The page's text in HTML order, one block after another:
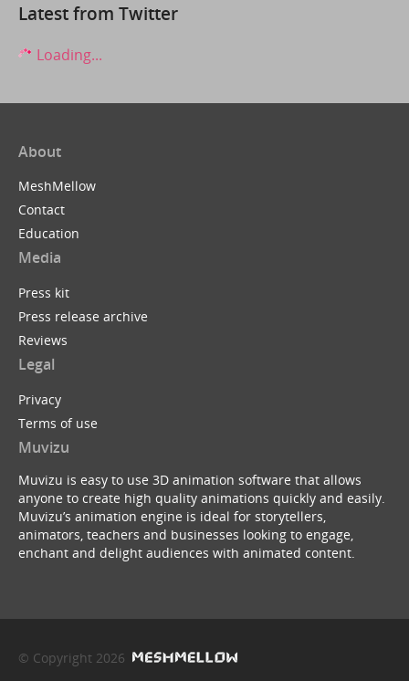
Latest from Twitter
Loading...
About
MeshMellow
Contact
Education
Media
Press kit
Press release archive
Reviews
Legal
Privacy
Terms of use
Muvizu
Muvizu is easy to use 3D animation software that allows
anyone to create high quality animations quickly and easily.
Muvizu’s animation engine is ideal for storytellers,
animators, teachers and businesses looking to engage,
enchant and delight audiences with animated content.
© Copyright 2026